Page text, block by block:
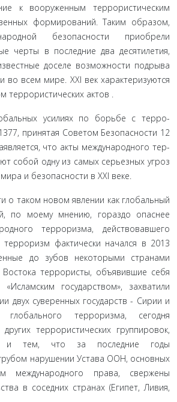
к вооруженным террористическим
формирований. Таким образом,
безопасности приобрели
черты в последние два десятилетия,
доселе возможности подрыва
во всем мире. XXI век характеризуются
терро­ристических актов .
усилиях по борьбе с терро­
принятая Советом Безопасности 12
что акты международного тер­
собой одну из самых серьезных угроз
и безопасности в XXI веке.
о таком новом явлении как гло­бальный
по моему мнению, гораздо опаснее
терроризма, действовав­шего
фактически начался в 2013
до зубов некоторыми странами
террористы, объявившие себя
государством», захватили
двух суверенных государств - Сирии и
терроризма, сегодня
террористических группировок,
и тем, что за последние годы
нарушении Устава ООН, основных
междуна­родного права, свержены
в соседних странах (Египет, Ливия,